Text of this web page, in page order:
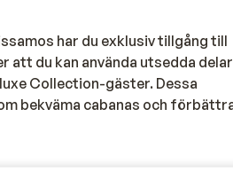
har du exklusiv tillgång till
du kan använda utsedda
Collection-gäster. Dessa
bekväma cabanas och